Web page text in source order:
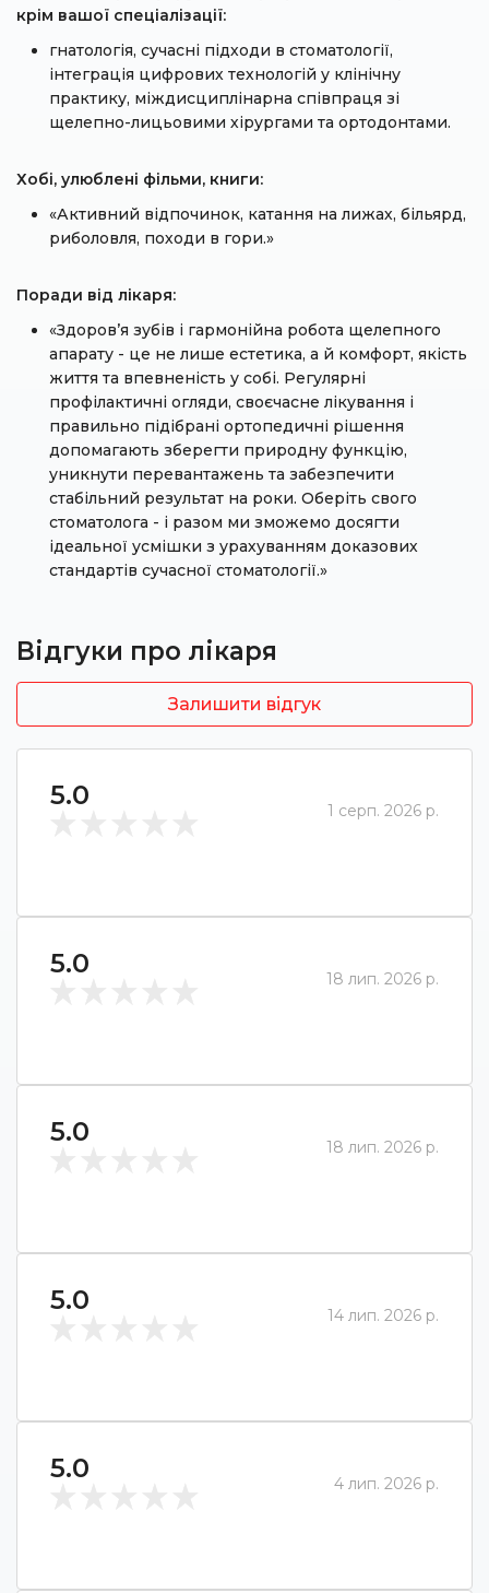
крім вашої спеціалізації:
гнатологія, сучасні підходи в стоматології,
інтеграція цифрових технологій у клінічну
практику, міждисциплінарна співпраця зі
щелепно-лицьовими хірургами та ортодонтами.
Хобі, улюблені фільми, книги:
«Активний відпочинок, катання на лижах, більярд,
риболовля, походи в гори.»
Поради від лікаря:
«Здоров’я зубів і гармонійна робота щелепного
апарату - це не лише естетика, а й комфорт, якість
життя та впевненість у собі. Регулярні
профілактичні огляди, своєчасне лікування і
правильно підібрані ортопедичні рішення
допомагають зберегти природну функцію,
уникнути перевантажень та забезпечити
стабільний результат на роки. Оберіть свого
стоматолога - і разом ми зможемо досягти
ідеальної усмішки з урахуванням доказових
стандартів сучасної стоматології.»
Відгуки про лікаря
Залишити відгук
5.0 1 серп. 2026 р.
5.0 18 лип. 2026 р.
5.0 18 лип. 2026 р.
5.0 14 лип. 2026 р.
5.0 4 лип. 2026 р.